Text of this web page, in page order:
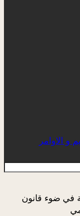
و الاوامر
في ضوء قانون